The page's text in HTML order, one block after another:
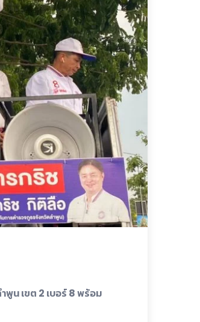
พูน เขต 2 เบอร์ 8 พร้อม